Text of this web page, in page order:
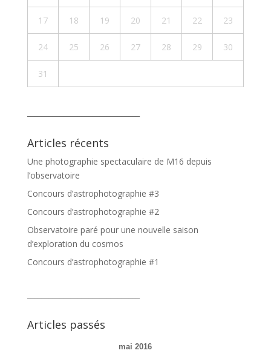
17 18 19 20 21 22 23
24 25 26 27 28 29 30
31
Articles récents
Une photographie spectaculaire de M16 depuis
l’observatoire
Concours d’astrophotographie #3
Concours d’astrophotographie #2
Observatoire paré pour une nouvelle saison
d’exploration du cosmos
Concours d’astrophotographie #1
Articles passés
mai 2016